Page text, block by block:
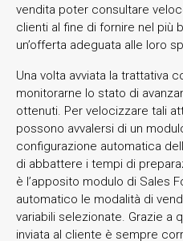
vendita poter consultare
clienti al fine di fornire nel più
un’offerta adeguata alle loro
Una volta avviata la trattativa
monitorarne lo stato di
ottenuti. Per velocizzare tali
possono avvalersi di un
configurazione automatica
di abbattere i tempi di
è l’apposito modulo di Sales
automatico le modalità di
variabili selezionate. Grazie a
inviata al cliente è sempre